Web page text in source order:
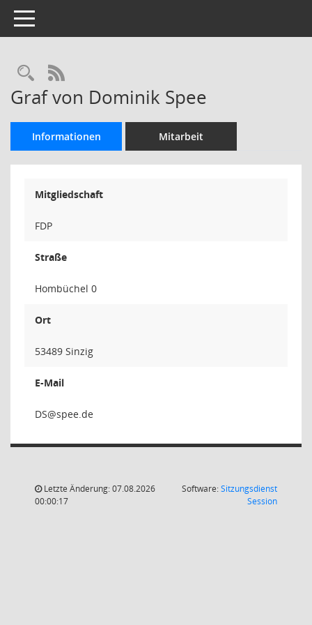
Toggle navigation
Rechercheauswahl
RSS-Feed
Graf von Dominik Spee
Informationen Mitarbeit
Mitgliedschaft
FDP
Straße
Hombüchel 0
Ort
53489 Sinzig
E-Mail
Letzte Änderung: 07.08.2026
00:00:17
Software:Sitzungsdienst
Session(Wird in